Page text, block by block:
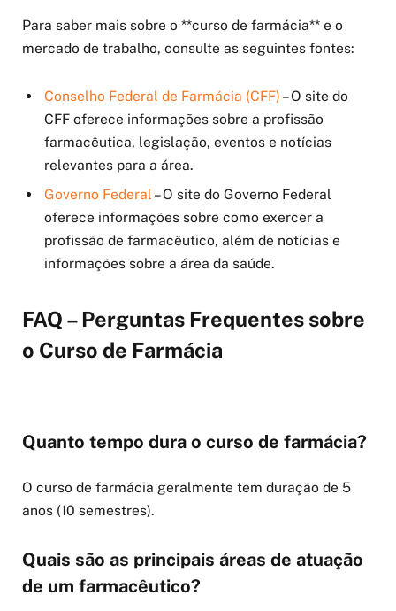
Para saber mais sobre o **curso de farmácia** e o
mercado de trabalho, consulte as seguintes fontes:
Conselho Federal de Farmácia (CFF) – O site do
CFF oferece informações sobre a profissão
farmacêutica, legislação, eventos e notícias
relevantes para a área.
Governo Federal – O site do Governo Federal
oferece informações sobre como exercer a
profissão de farmacêutico, além de notícias e
informações sobre a área da saúde.
FAQ – Perguntas Frequentes sobre
o Curso de Farmácia
Quanto tempo dura o curso de farmácia?
O curso de farmácia geralmente tem duração de 5
anos (10 semestres).
Quais são as principais áreas de atuação
de um farmacêutico?